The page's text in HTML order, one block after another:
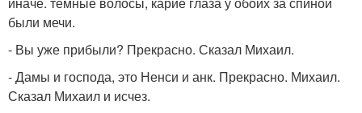
были мечи.
- Вы уже прибыли? Прекрасно. Сказал Михаил.
- Дамы и господа, это Ненси и анк. Прекрасно. Михаил.
Сказал Михаил и исчез.